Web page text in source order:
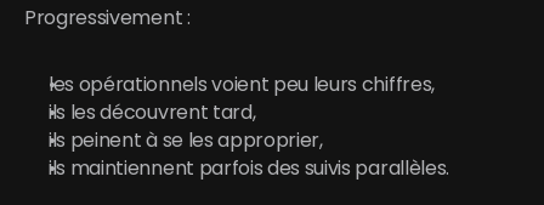
Progressivement :
les opérationnels voient peu leurs chiffres,
ils les découvrent tard,
ils peinent à se les approprier,
ils maintiennent parfois des suivis parallèles.